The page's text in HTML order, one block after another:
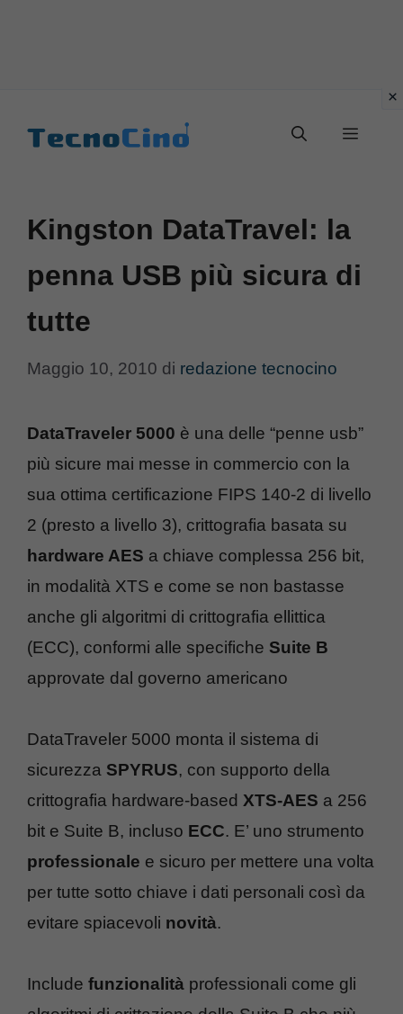
Menu
Kingston DataTravel: la
penna USB più sicura di
tutte
Maggio 10, 2010 di redazione tecnocino
DataTraveler 5000 è una delle “penne usb”
più sicure mai messe in commercio con la
sua ottima certificazione FIPS 140-2 di livello
2 (presto a livello 3), crittografia basata su
hardware AES a chiave complessa 256 bit,
in modalità XTS e come se non bastasse
anche gli algoritmi di crittografia ellittica
(ECC), conformi alle specifiche Suite B
approvate dal governo americano
DataTraveler 5000 monta il sistema di
sicurezza SPYRUS, con supporto della
crittografia hardware-based XTS-AES a 256
bit e Suite B, incluso ECC. E’ uno strumento
professionale e sicuro per mettere una volta
per tutte sotto chiave i dati personali così da
evitare spiacevoli novità.
Include funzionalità professionali come gli